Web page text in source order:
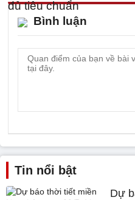
Bình luận
Tin nổi bật
Dự